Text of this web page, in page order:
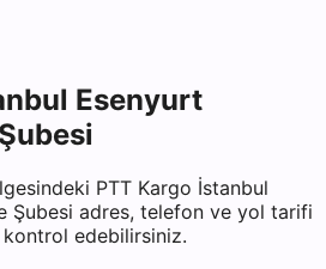
Esenyurt
PTT Kargo İstanbul
Şubesi adres, telefon ve yol tarifi
edebilirsiniz.